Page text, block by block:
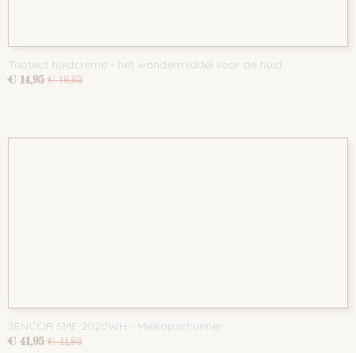
Triotect huidcrème - hét wondermiddel voor de huid
€ 14,95 € 19,95
SENCOR SMF 2020WH - Melkopschuimer
€ 41,95 € 44,95